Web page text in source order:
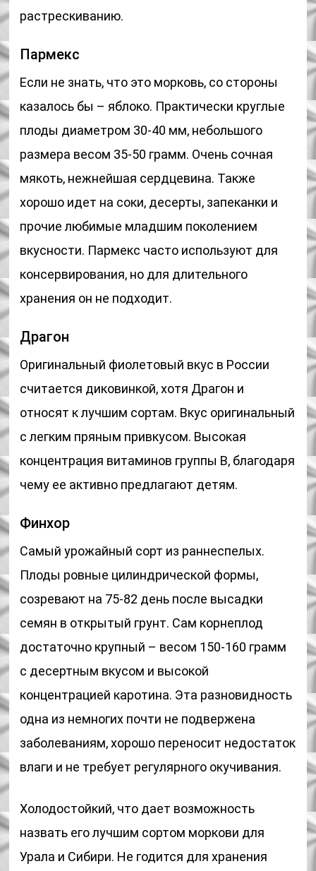
растрескиванию.
Пармекс
Если не знать, что это морковь, со стороны
казалось бы – яблоко. Практически круглые
плоды диаметром 30-40 мм, небольшого
размера весом 35-50 грамм. Очень сочная
мякоть, нежнейшая сердцевина. Также
хорошо идет на соки, десерты, запеканки и
прочие любимые младшим поколением
вкусности. Пармекс часто используют для
консервирования, но для длительного
хранения он не подходит.
Драгон
Оригинальный фиолетовый вкус в России
считается диковинкой, хотя Драгон и
относят к лучшим сортам. Вкус оригинальный
с легким пряным привкусом. Высокая
концентрация витаминов группы В, благодаря
чему ее активно предлагают детям.
Финхор
Самый урожайный сорт из раннеспелых.
Плоды ровные цилиндрической формы,
созревают на 75-82 день после высадки
семян в открытый грунт. Сам корнеплод
достаточно крупный – весом 150-160 грамм
с десертным вкусом и высокой
концентрацией каротина. Эта разновидность
одна из немногих почти не подвержена
заболеваниям, хорошо переносит недостаток
влаги и не требует регулярного окучивания.
Холодостойкий, что дает возможность
назвать его лучшим сортом моркови для
Урала и Сибири. Не годится для хранения